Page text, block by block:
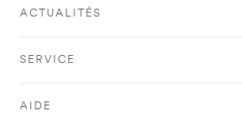
ACTUALITÉS
SERVICE
AIDE